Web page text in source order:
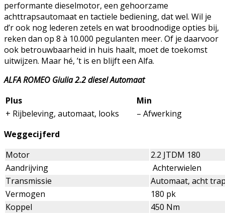
performante dieselmotor, een gehoorzame
achttrapsautomaat en tactiele bediening, dat wel. Wil je
d’r ook nog lederen zetels en wat broodnodige opties bij,
reken dan op 8 à 10.000 pegulanten meer. Of je daarvoor
ook betrouwbaarheid in huis haalt, moet de toekomst
uitwijzen. Maar hé, ’t is en blijft een Alfa.
ALFA ROMEO Giulia 2.2 diesel Automaat
Plus
Min
+ Rijbeleving, automaat, looks
– Afwerking
Weggecijferd
Motor
2.2 JTDM 180
Aandrijving
Achterwielen
Transmissie
Automaat, acht
Vermogen
180 pk
Koppel
450 Nm